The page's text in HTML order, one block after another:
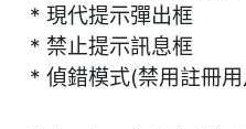
* 現代提示彈出框
* 禁止提示訊息框
* 偵錯模式(禁用註冊